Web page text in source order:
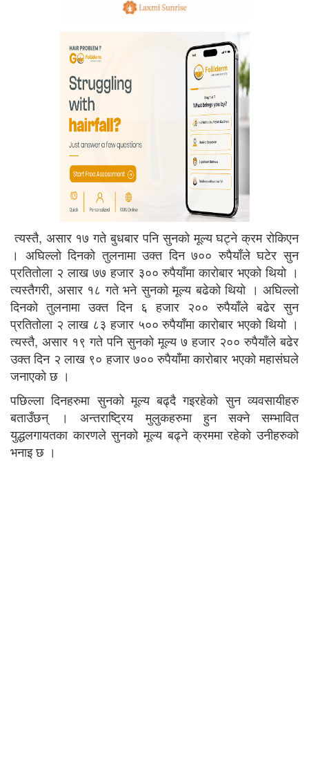
त्यस्तै, असार १७ गते बुधबार पनि सुनको मूल्य घट्ने क्रम रोकिएन
। अघिल्लो दिनको तुलनामा उक्त दिन ७०० रुपैयाँले घटेर सुन
प्रतितोला २ लाख ७७ हजार ३०० रुपैयाँमा कारोबार भएको थियो ।
त्यस्तैगरी, असार १८ गते भने सुनको मूल्य बढेको थियाे । अघिल्लो
दिनको तुलनामा उक्त दिन ६ हजार २०० रुपैयाँले बढेर सुन
प्रतितोला २ लाख ८३ हजार ५०० रुपैयाँमा कारोबार भएको थियो ।
त्यस्तै, असार १९ गते पनि सुनको मूल्य ७ हजार २०० रुपैयाँले बढेर
उक्त दिन २ लाख ९० हजार ७०० रुपैयाँमा कारोबार भएको महासंघले
जनाएको छ ।
पछिल्ला दिनहरुमा सुनको मूल्य बढ्दै गइरहेको सुन व्यवसायीहरु
बताउँछन् । अन्तराष्ट्रिय मुलुकहरुमा हुन सक्ने सम्भावित
युद्धलगायतका कारणले सुनको मूल्य बढ्ने क्रममा रहेको उनीहरुको
भनाइ छ ।